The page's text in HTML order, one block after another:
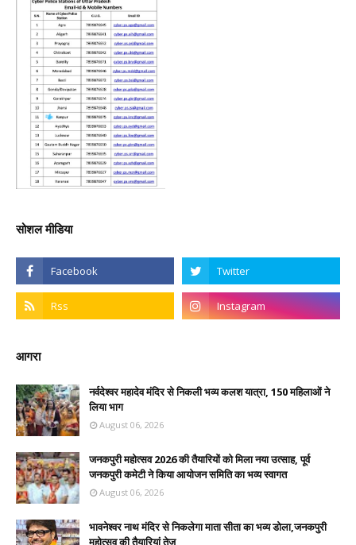
सोशल मीडिया
आगरा
नर्वदेश्वर महादेव मंदिर से निकली भव्य कलश यात्रा, 150 महिलाओं ने
लिया भाग
August 06, 2026
जनकपुरी महोत्सव 2026 की तैयारियों को मिला नया उत्साह, पूर्व
जनकपुरी कमेटी ने किया आयोजन समिति का भव्य स्वागत
August 06, 2026
भावनेश्वर नाथ मंदिर से निकलेगा माता सीता का भव्य डोला,जनकपुरी
महोत्सव की तैयारियां तेज